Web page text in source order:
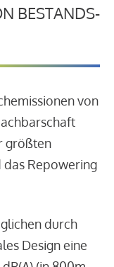
BESTANDS-
von
größten
das Repowering
durch
Design eine